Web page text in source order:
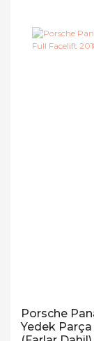
Porsche
Yedek